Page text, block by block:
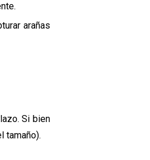
arañas
Si bien
tamaño).